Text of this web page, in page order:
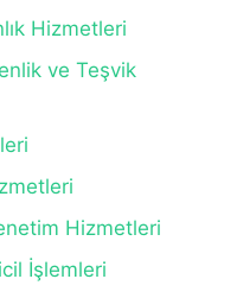
Hizmetleri
ve Teşvik
Hizmetleri
İşlemleri